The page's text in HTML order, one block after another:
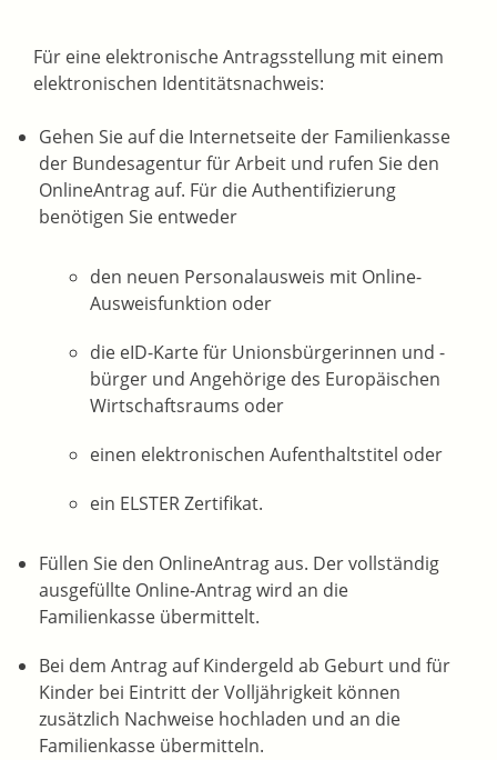
Für eine elektronische Antragsstellung mit einem
elektronischen Identitätsnachweis:
Gehen Sie auf die Internetseite der Familienkasse
der Bundesagentur für Arbeit und rufen Sie den
OnlineAntrag auf. Für die Authentifizierung
benötigen Sie entweder
den neuen Personalausweis mit Online-
Ausweisfunktion oder
die eID-Karte für Unionsbürgerinnen und -
bürger und Angehörige des Europäischen
Wirtschaftsraums oder
einen elektronischen Aufenthaltstitel oder
ein ELSTER Zertifikat.
Füllen Sie den OnlineAntrag aus. Der vollständig
ausgefüllte Online-Antrag wird an die
Familienkasse übermittelt.
Bei dem Antrag auf Kindergeld ab Geburt und für
Kinder bei Eintritt der Volljährigkeit können
zusätzlich Nachweise hochladen und an die
Familienkasse übermitteln.